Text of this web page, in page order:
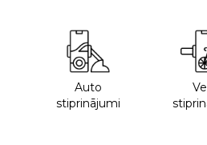
Auto
stiprinājumi